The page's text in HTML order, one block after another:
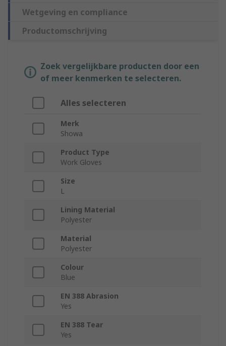
Wetgeving en compliance
Productomschrijving
Zoek vergelijkbare producten door een
of meer kenmerken te selecteren.
Alles selecteren
Merk
Showa
Product Type
Work Gloves
Size
L
Lining Material
Polyester
Material
Polyester
Colour
Blue
EN 388 Abrasion
Yes
EN 388 Tear
Yes